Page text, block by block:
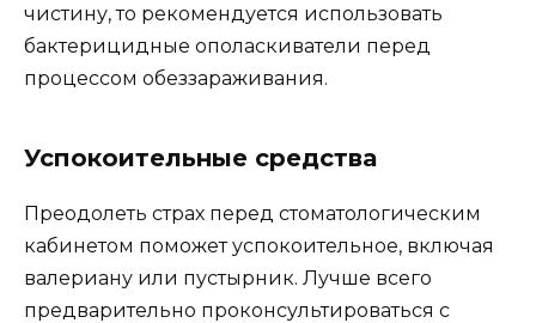
чистину, то рекомендуется использовать
бактерицидные ополаскиватели перед
процессом обеззараживания.
Успокоительные средства
Преодолеть страх перед стоматологическим
кабинетом поможет успокоительное, включая
валериану или пустырник. Лучше всего
предварительно проконсультироваться с